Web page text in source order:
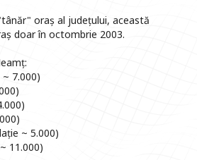
oraș al județului, această
doar în octombrie 2003.
7.000)
~ 5.000)
11.000)